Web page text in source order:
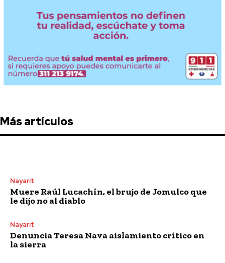
Más artículos
Nayarit
Muere Raúl Lucachín, el brujo de Jomulco que
le dijo no al diablo
Nayarit
Denuncia Teresa Nava aislamiento crítico en
la sierra